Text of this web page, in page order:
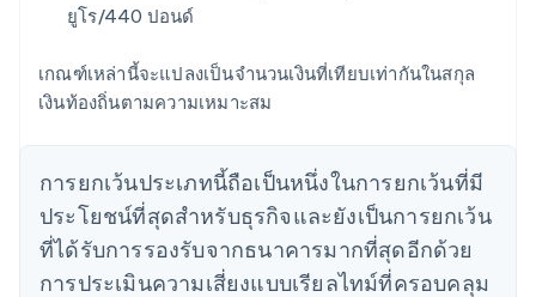
ยูโร/440 ปอนด์
เกณฑ์เหล่านี้จะแปลงเป็นจำนวนเงินที่เทียบเท่ากันในสกุล
เงินท้องถิ่นตามความเหมาะสม
การยกเว้นประเภทนี้ถือเป็นหนึ่งในการยกเว้นที่มี
ประโยชน์ที่สุดสำหรับธุรกิจและยังเป็นการยกเว้น
ที่ได้รับการรองรับจากธนาคารมากที่สุดอีกด้วย
การประเมินความเสี่ยงแบบเรียลไทม์ที่ครอบคลุม